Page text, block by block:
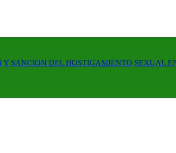
Y SANCION DEL HOSTIGAMIENTO SEXUAL